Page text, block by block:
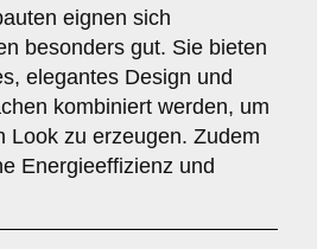
eignen sich
besonders gut. Sie bieten
elegantes Design und
kombiniert werden, um
Look zu erzeugen. Zudem
Energieeffizienz und